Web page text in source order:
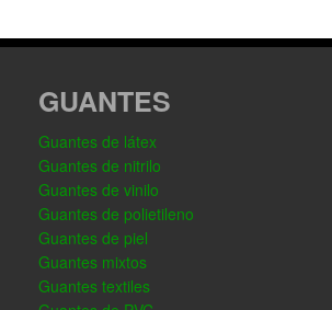
GUANTES
Guantes de látex
Guantes de nitrilo
Guantes de vinilo
Guantes de polietileno
Guantes de piel
Guantes mixtos
Guantes textiles